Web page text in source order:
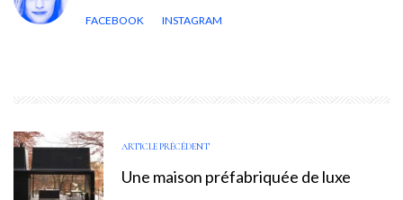
FACEBOOK INSTAGRAM
ARTICLE PRÉCÉDENT
Une maison préfabriquée de luxe